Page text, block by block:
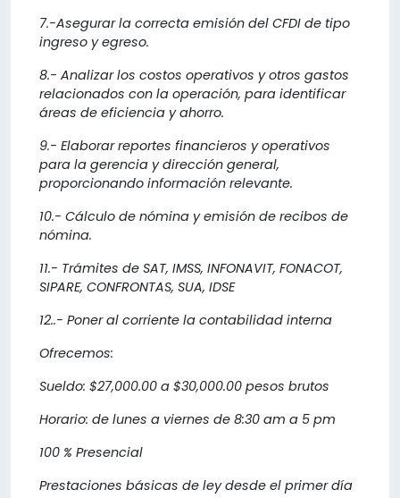
7.-Asegurar la correcta emisión del CFDI de tipo
ingreso y egreso.
8.- Analizar los costos operativos y otros gastos
relacionados con la operación, para identificar
áreas de eficiencia y ahorro.
9.- Elaborar reportes financieros y operativos
para la gerencia y dirección general,
proporcionando información relevante.
10.- Cálculo de nómina y emisión de recibos de
nómina.
11.- Trámites de SAT, IMSS, INFONAVIT, FONACOT,
SIPARE, CONFRONTAS, SUA, IDSE
12..- Poner al corriente la contabilidad interna
Ofrecemos:
Sueldo: $27,000.00 a $30,000.00 pesos brutos
Horario: de lunes a viernes de 8:30 am a 5 pm
100 % Presencial
Prestaciones básicas de ley desde el primer día